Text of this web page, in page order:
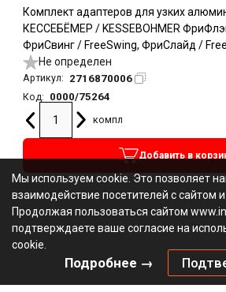
Комплект адаптеров для узких
КЕССЕБЁМЕР / KESSEBOHMER
ФриСвинг / FreeSwing, ФриСлайд /
Не определен
Артикул: 2716870006
Код:
0000/75264
компл
Добавить в
Мы используем cookie. Это позволяет
взаимодействие посетителей с сайтом
Продолжая пользоваться сайтом
подтверждаете ваше согласие на
cookie.
Подробнее →